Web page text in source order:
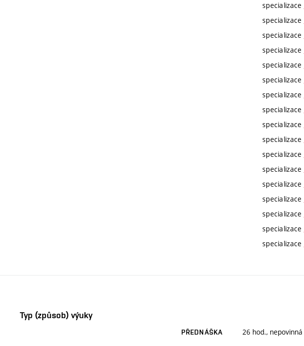
specializace
specializace
specializace
specializace
specializace
specializace
specializace
specializace
specializace
specializace
specializace
specializace
specializace
specializace
specializace
specializace
specializace
Typ (způsob) výuky
PŘEDNÁŠKA 26 hod., nepovinná